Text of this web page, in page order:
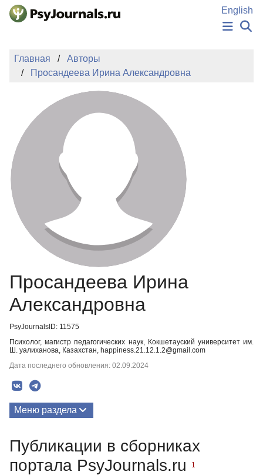
Перейти к основному содержанию
English
ИЗДАНИЯ
ПОДАТЬ РУКОПИСЬ
БАЗА ЗНАНИЙ
КЛЮЧЕВЫЕ СЛОВА
Регистрация
Главная
Авторы
Просандеева Ирина Александровна
Просандеева Ирина
Александровна
PsyJournalsID: 11575
Психолог, магистр педагогических наук, Кокшетауский университет им.
Ш. уалиханова, Казахстан, happiness.21.12.1.2@gmail.com
Дата последнего обновления: 02.09.2024
Меню раздела
Биография
Публикации в сборниках
портала PsyJournals.ru
1